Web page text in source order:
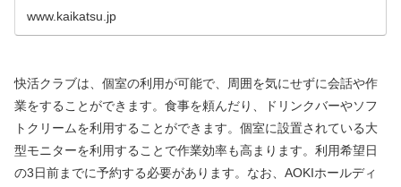
www.kaikatsu.jp
快活クラブは、個室の利用が可能で、周囲を気にせずに会話や作
業をすることができます。食事を頼んだり、ドリンクバーやソフ
トクリームを利用することができます。個室に設置されている大
型モニターを利用することで作業効率も高まります。利用希望日
の3日前までに予約する必要があります。なお、AOKIホールディ